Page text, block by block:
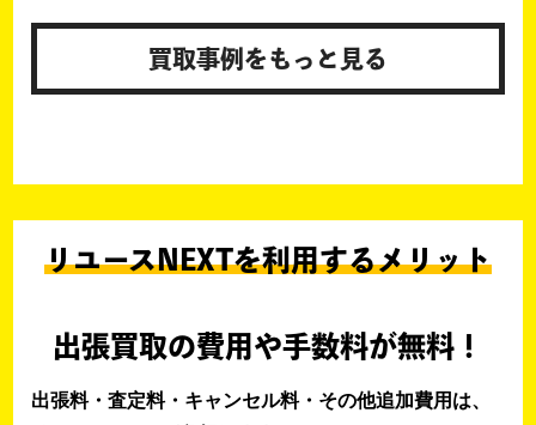
買取事例をもっと見る
リユースNEXTを利用するメリット
出張買取の費用や手数料が無料！
出張料・査定料・キャンセル料・その他追加費用は、